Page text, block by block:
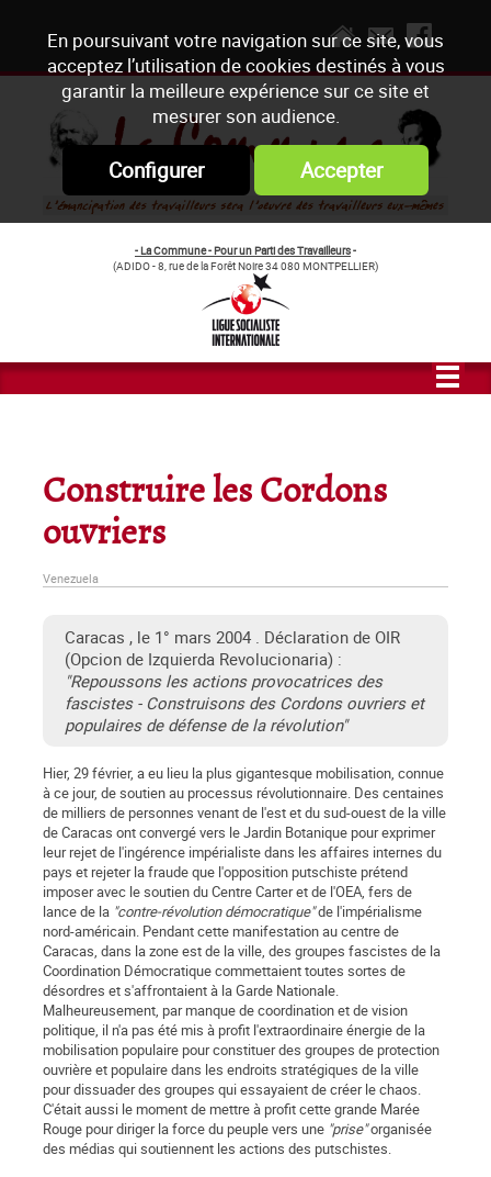
En poursuivant votre navigation sur ce site, vous
acceptez l’utilisation de cookies destinés à vous
garantir la meilleure expérience sur ce site et
mesurer son audience.
Configurer Accepter
- La Commune - Pour un Parti des Travailleurs-
(ADIDO - 8, rue de la Forêt Noire 34 080 MONTPELLIER)
Construire les Cordons
ouvriers
Venezuela
Caracas , le 1° mars 2004 . Déclaration de OIR
(Opcion de Izquierda Revolucionaria) :
"Repoussons les actions provocatrices des
fascistes - Construisons des Cordons ouvriers et
populaires de défense de la révolution"
Hier, 29 février, a eu lieu la plus gigantesque mobilisation, connue
à ce jour, de soutien au processus révolutionnaire. Des centaines
de milliers de personnes venant de l'est et du sud-ouest de la ville
de Caracas ont convergé vers le Jardin Botanique pour exprimer
leur rejet de l'ingérence impérialiste dans les affaires internes du
pays et rejeter la fraude que l'opposition putschiste prétend
imposer avec le soutien du Centre Carter et de l'OEA, fers de
lance de la "contre-révolution démocratique"de l'impérialisme
nord-américain. Pendant cette manifestation au centre de
Caracas, dans la zone est de la ville, des groupes fascistes de la
Coordination Démocratique commettaient toutes sortes de
désordres et s'affrontaient à la Garde Nationale.
Malheureusement, par manque de coordination et de vision
politique, il n'a pas été mis à profit l'extraordinaire énergie de la
mobilisation populaire pour constituer des groupes de protection
ouvrière et populaire dans les endroits stratégiques de la ville
pour dissuader des groupes qui essayaient de créer le chaos.
C'était aussi le moment de mettre à profit cette grande Marée
Rouge pour diriger la force du peuple vers une "prise"organisée
des médias qui soutiennent les actions des putschistes.